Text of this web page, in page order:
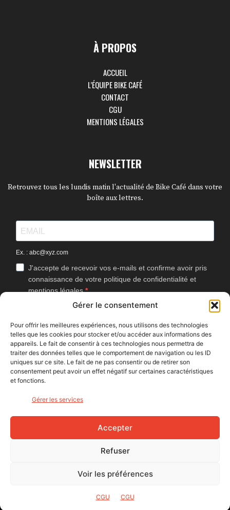
Gérer le consentement
Pour offrir les meilleures expériences, nous utilisons des technologies
telles que les cookies pour stocker et/ou accéder aux informations des
appareils. Le fait de consentir à ces technologies nous permettra de
traiter des données telles que le comportement de navigation ou les ID
uniques sur ce site. Le fait de ne pas consentir ou de retirer son
consentement peut avoir un effet négatif sur certaines caractéristiques
et fonctions.
Gérer les services
Accepter
Refuser
Voir les préférences
CGU CGU
À PROPOS
ACCUEIL
L’ÉQUIPE BIKE CAFÉ
CONTACT
CGU
MENTIONS LÉGALES
NEWSLETTER
Retrouvez tous les lundis matin l'actualité de Bike Café dans votre
boîte aux lettres.
Ex. : abc@xyz.com
J'accepte de recevoir vos e-mails et confirme avoir pris
connaissance de votre politique de confidentialité et
mentions légales.
Vous pouvez vous désinscrire à tout moment en cliquant sur le lien
J'accepte que Bike Café mesure l'ouverture des
newsletters afin d'améliorer les contenus proposés.
S'INSCRIRE
NOUS SUIVRE
© Bike Café - 2026